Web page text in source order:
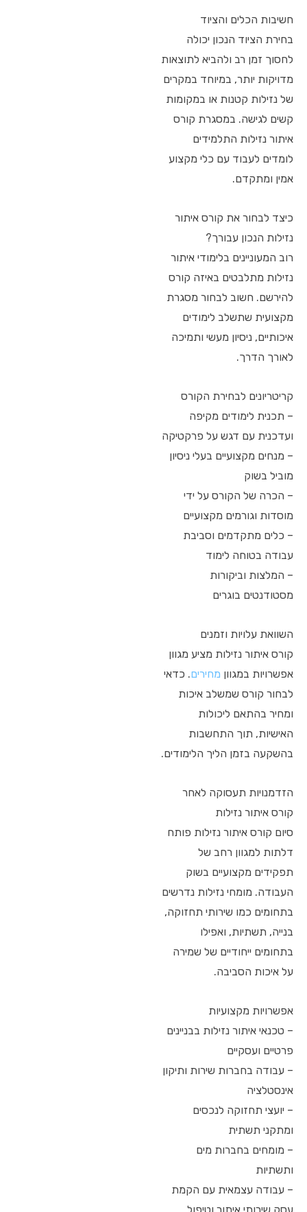
חשיבות הכלים והציוד
בחירת הציוד הנכון יכולה
לחסוך זמן רב ולהביא לתוצאות
מדויקות יותר, במיוחד במקרים
של נזילות קטנות או במקומות
קשים לגישה. במסגרת קורס
איתור נזילות התלמידים
לומדים לעבוד עם כלי מקצוע
אמין ומתקדם.
כיצד לבחור את קורס איתור
נזילות הנכון עבורך?
רוב המעוניינים בלימודי איתור
נזילות מתלבטים באיזה קורס
להירשם. חשוב לבחור מסגרת
מקצועית שתשלב לימודים
איכותיים, ניסיון מעשי ותמיכה
לאורך הדרך.
קריטריונים לבחירת הקורס
– תכנית לימודים מקיפה
ועדכנית עם דגש על פרקטיקה
– מנחים מקצועיים בעלי ניסיון
מוביל בשוק
– הכרה של הקורס על ידי
מוסדות וגורמים מקצועיים
– כלים מתקדמים וסביבת
עבודה בטוחה לימוד
– המלצות וביקורות
מסטודנטים בוגרים
השוואת עלויות וזמנים
קורס איתור נזילות מציע מגוון
אפשרויות במגוון מחירים. כדאי
לבחור קורס שמשלב איכות
ומחיר בהתאם ליכולות
האישיות, תוך התחשבות
בהשקעה בזמן הליך הלימודים.
הזדמנויות תעסוקה לאחר
קורס איתור נזילות
סיום קורס איתור נזילות פותח
דלתות למגוון רחב של
תפקידים מקצועיים בשוק
העבודה. מומחי נזילות נדרשים
בתחומים כמו שירותי תחזוקה,
בנייה, תשתיות, ואפילו
בתחומים ייחודיים של שמירה
על איכות הסביבה.
אפשרויות מקצועיות
– טכנאי איתור נזילות בבניינים
פרטיים ועסקיים
– עבודה בחברות שירות ותיקון
אינסטלציה
– יועצי תחזוקה לנכסים
ומתקני תשתית
– מומחים בחברות מים
ותשתיות
– עבודה עצמאית עם הקמת